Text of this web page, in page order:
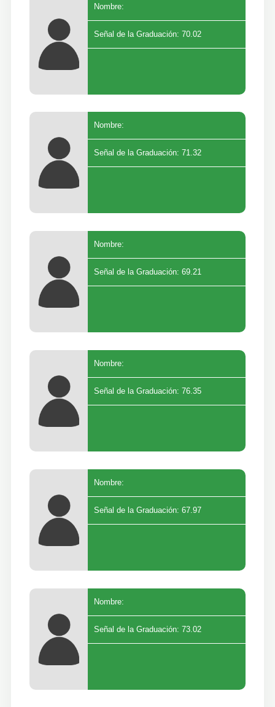
Nombre:
Señal de la Graduación: 70.02
Nombre:
Señal de la Graduación: 71.32
Nombre:
Señal de la Graduación: 69.21
Nombre:
Señal de la Graduación: 76.35
Nombre:
Señal de la Graduación: 67.97
Nombre:
Señal de la Graduación: 73.02